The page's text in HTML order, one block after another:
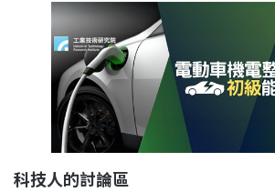
科技人的討論區